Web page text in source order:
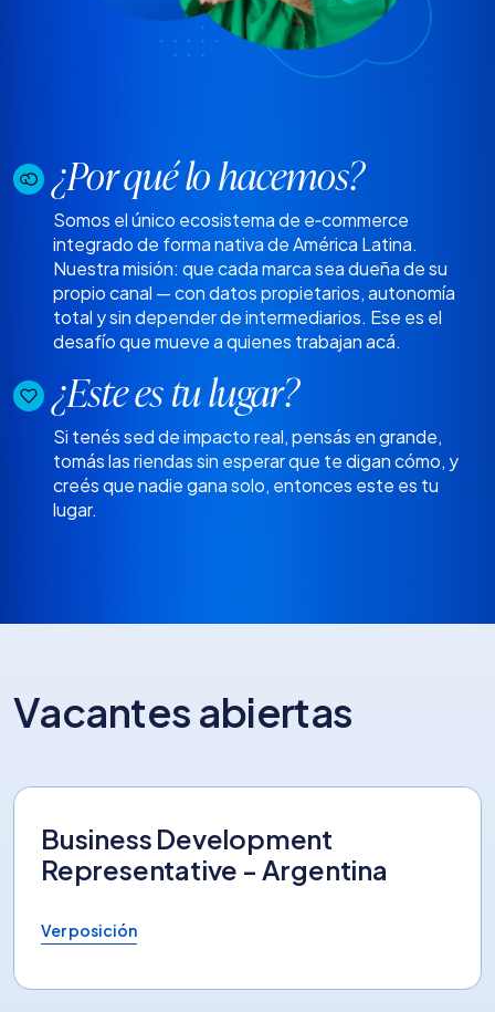
¿Por qué lo hacemos?
Somos el único ecosistema de e‑commerce
integrado de forma nativa de América Latina.
Nuestra misión: que cada marca sea dueña de su
propio canal — con datos propietarios, autonomía
total y sin depender de intermediarios. Ese es el
desafío que mueve a quienes trabajan acá.
¿Este es tu lugar?
Si tenés sed de impacto real, pensás en grande,
tomás las riendas sin esperar que te digan cómo, y
creés que nadie gana solo, entonces este es tu
lugar.
Vacantes abiertas
Business Development
Representative - Argentina
Ver posición